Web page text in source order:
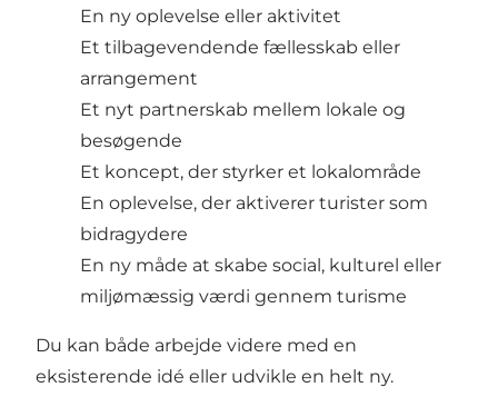
En ny oplevelse eller aktivitet
Et tilbagevendende fællesskab eller
arrangement
Et nyt partnerskab mellem lokale og
besøgende
Et koncept, der styrker et lokalområde
En oplevelse, der aktiverer turister som
bidragydere
En ny måde at skabe social, kulturel eller
miljømæssig værdi gennem turisme
Du kan både arbejde videre med en
eksisterende idé eller udvikle en helt ny.